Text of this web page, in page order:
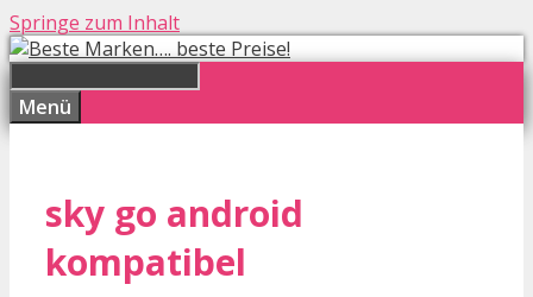
Springe zum Inhalt
Menü
sky go android
kompatibel